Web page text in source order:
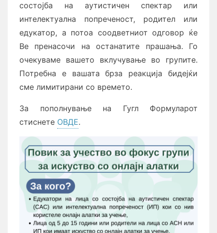
состојба на аутистичен спектар или
интелектуална попреченост, родител или
едукатор, а потоа соодветниот одговор ќе
Ве пренасочи на останатите прашања. Го
очекуваме вашето вклучување во групите.
Потребна е вашата брза реакција бидејќи
сме лимитирани со времето.
За пополнување на Гугл Формуларот
стиснете ОВДЕ.